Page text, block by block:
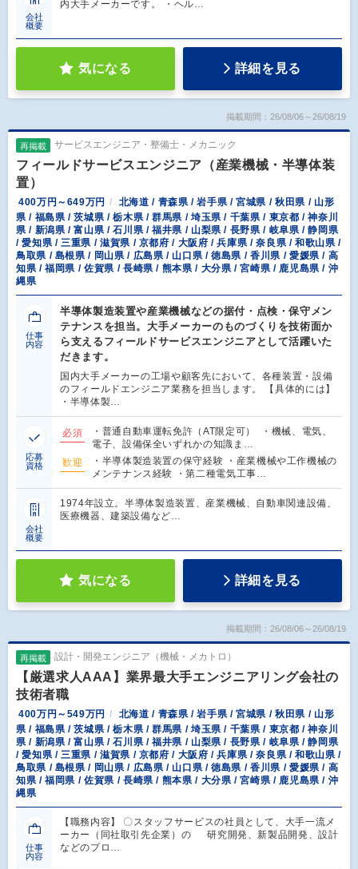
会社
概要
内大手メーカーです。 ・ヘル…
気になる 詳細を見る
掲載期間：26/08/06～26/08/19
再掲載 サービスエンジニア・整備士・メカニック
フィールドサービスエンジニア（産業機械・半導体装
置）
400万円～649万円
北海道 / 青森県 / 岩手県 / 宮城県 / 秋田県 / 山形
県 / 福島県 / 茨城県 / 栃木県 / 群馬県 / 埼玉県 / 千葉県 / 東京都 / 神奈川
県 / 新潟県 / 富山県 / 石川県 / 福井県 / 山梨県 / 長野県 / 岐阜県 / 静岡県
/ 愛知県 / 三重県 / 滋賀県 / 京都府 / 大阪府 / 兵庫県 / 奈良県 / 和歌山県 /
鳥取県 / 島根県 / 岡山県 / 広島県 / 山口県 / 徳島県 / 香川県 / 愛媛県 / 高
知県 / 福岡県 / 佐賀県 / 長崎県 / 熊本県 / 大分県 / 宮崎県 / 鹿児島県 / 沖
縄県
仕事
内容
半導体製造装置や産業機械などの据付・点検・保守メン
テナンスを担当。大手メーカーのものづくりを技術面か
ら支えるフィールドサービスエンジニアとして活躍いた
だきます。
国内大手メーカーの工場や顧客先において、各種装置・設備
のフィールドエンジニア業務を担当します。 【具体的には】
・半導体製…
応募
資格
必須
・普通自動車運転免許（AT限定可） ・機械、電気、
電子、設備保全いずれかの知識ま…
歓迎
・半導体製造装置の保守経験 ・産業機械や工作機械の
メンテナンス経験 ・第二種電気工事…
会社
概要
1974年設立。半導体製造装置、産業機械、自動車関連設備、
医療機器、建築設備など…
気になる 詳細を見る
掲載期間：26/08/06～26/08/19
再掲載 設計・開発エンジニア（機械・メカトロ）
【厳選求人AAA】業界最大手エンジニアリング会社の
技術者職
400万円～549万円
北海道 / 青森県 / 岩手県 / 宮城県 / 秋田県 / 山形
県 / 福島県 / 茨城県 / 栃木県 / 群馬県 / 埼玉県 / 千葉県 / 東京都 / 神奈川
県 / 新潟県 / 富山県 / 石川県 / 福井県 / 山梨県 / 長野県 / 岐阜県 / 静岡県
/ 愛知県 / 三重県 / 滋賀県 / 京都府 / 大阪府 / 兵庫県 / 奈良県 / 和歌山県 /
鳥取県 / 島根県 / 岡山県 / 広島県 / 山口県 / 徳島県 / 香川県 / 愛媛県 / 高
知県 / 福岡県 / 佐賀県 / 長崎県 / 熊本県 / 大分県 / 宮崎県 / 鹿児島県 / 沖
縄県
仕事
内容
【職務内容】 〇スタッフサービスの社員として、大手一流メ
ーカー（同社取引先企業）の 研究開発、新製品開発、設計
などのプロ…